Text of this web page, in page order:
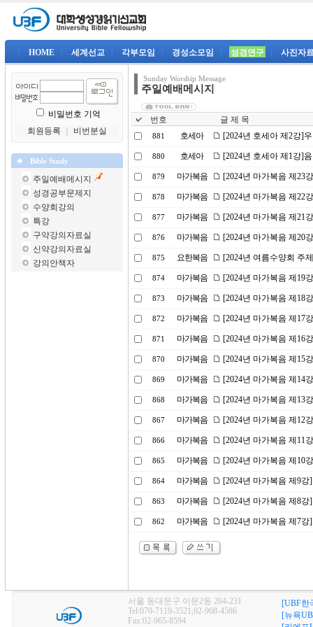
HOME 세계선교 각부모임 경성소모임 성경연구 사진자
비밀번호 기억
회원등록
비번분실
Bible Study
주일예배메시지
성경공부문제지
수양회강의
특강
구약강의자료실
신약강의자료실
강의안책자
Sunday Worship Message
주일예배메시지
번호 글 제 목
881 호세아 [2024년 호세아 제2강]
880 호세아 [2024년 호세아 제1강]
879 마가복음 [2024년 마가복음 제23
878 마가복음 [2024년 마가복음 제22
877 마가복음 [2024년 마가복음 제21
876 마가복음 [2024년 마가복음 제20
875 요한복음 [2024년 여름수양회 주
874 마가복음 [2024년 마가복음 제19
873 마가복음 [2024년 마가복음 제18
872 마가복음 [2024년 마가복음 제17
871 마가복음 [2024년 마가복음 제16
870 마가복음 [2024년 마가복음 제15
869 마가복음 [2024년 마가복음 제14
868 마가복음 [2024년 마가복음 제13
867 마가복음 [2024년 마가복음 제12
866 마가복음 [2024년 마가복음 제11
865 마가복음 [2024년 마가복음 제10
864 마가복음 [2024년 마가복음 제9
863 마가복음 [2024년 마가복음 제8
862 마가복음 [2024년 마가복음 제7
서울 동대문구 이문2동 264-231
Tel:070-7119-3521,02-968-4586
Fax:02-965-8594
[UBF한
[뉴욕